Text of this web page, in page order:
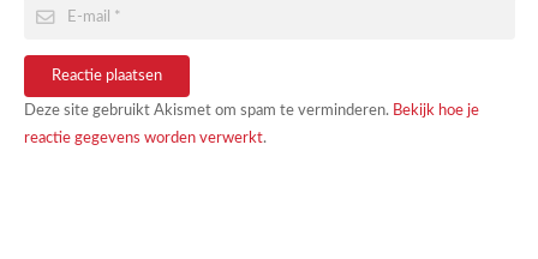
Reactie plaatsen
Deze site gebruikt Akismet om spam te verminderen. Bekijk hoe je
reactie gegevens worden verwerkt.